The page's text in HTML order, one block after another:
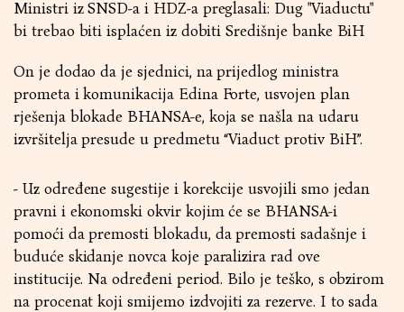
Ministri iz SNSD-a i HDZ-a preglasali: Dug "Viaductu"
bi trebao biti isplaćen iz dobiti Središnje banke BiH
On je dodao da je sjednici, na prijedlog ministra
prometa i komunikacija Edina Forte, usvojen plan
rješenja blokade BHANSA-e, koja se našla na udaru
izvršitelja presude u predmetu “Viaduct protiv BiH”.
- Uz određene sugestije i korekcije usvojili smo jedan
pravni i ekonomski okvir kojim će se BHANSA-i
pomoći da premosti blokadu, da premosti sadašnje i
buduće skidanje novca koje paralizira rad ove
institucije. Na određeni period. Bilo je teško, s obzirom
na procenat koji smijemo izdvojiti za rezerve. I to sada